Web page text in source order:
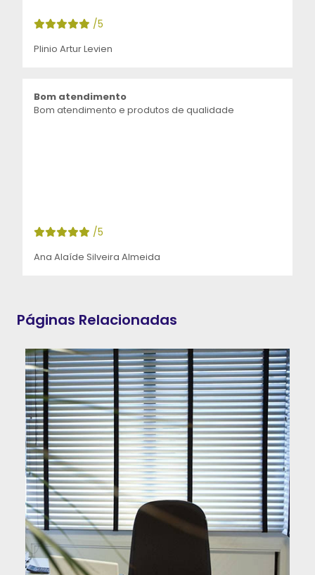
/5
Plinio Artur Levien
Bom atendimento
Bom atendimento e produtos de qualidade
/5
Ana Alaíde Silveira Almeida
Páginas Relacionadas